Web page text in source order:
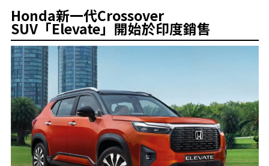
Honda新一代Crossover
SUV「Elevate」開始於印度銷售